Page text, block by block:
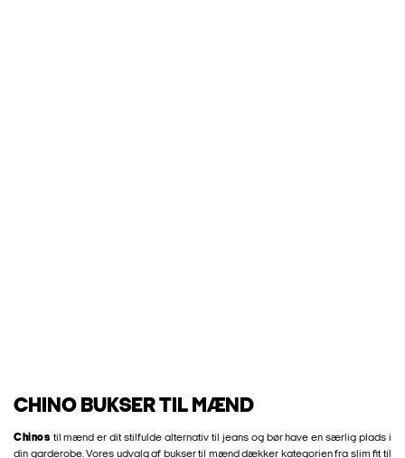
CHINO BUKSER TIL MÆND
Chinos til mænd er dit stilfulde alternativ til jeans og bør have en særlig plads i
din garderobe. Vores udvalg af bukser til mænd dækker kategorien fra slim fit til